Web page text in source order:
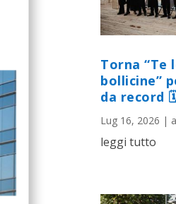
Torna “Te
bollicine”
da record
Lug 16, 2026 |
leggi tutto